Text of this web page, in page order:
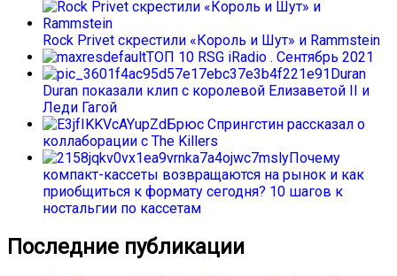
Rock Privet скрестили «Король и Шут» и Rammstein
ТОП 10 RSG iRadio . Сентябрь 2021
Duran
Duran показали клип с королевой Елизаветой II и
Леди Гагой
Брюс Спрингстин рассказал о
коллаборации с The Killers
Почему
компакт-кассеты возвращаются на рынок и как
приобщиться к формату сегодня? 10 шагов к
ностальгии по кассетам
Последние публикации